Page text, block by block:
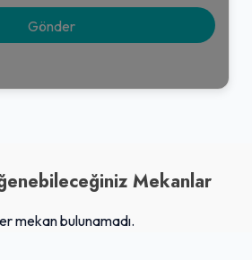
Mekanlar
mekan bulunamadı.